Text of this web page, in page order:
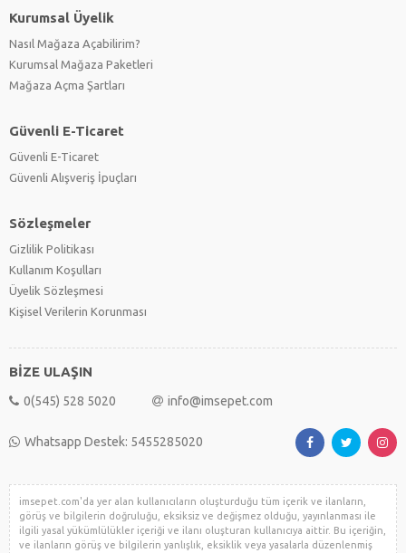
Kurumsal Üyelik
Nasıl Mağaza Açabilirim?
Kurumsal Mağaza Paketleri
Mağaza Açma Şartları
Güvenli E-Ticaret
Güvenli E-Ticaret
Güvenli Alışveriş İpuçları
Sözleşmeler
Gizlilik Politikası
Kullanım Koşulları
Üyelik Sözleşmesi
Kişisel Verilerin Korunması
BİZE ULAŞIN
0(545) 528 5020 info@imsepet.com
Whatsapp Destek: 5455285020
imsepet.com'da yer alan kullanıcıların oluşturduğu tüm içerik ve ilanların,
görüş ve bilgilerin doğruluğu, eksiksiz ve değişmez olduğu, yayınlanması ile
ilgili yasal yükümlülükler içeriği ve ilanı oluşturan kullanıcıya aittir. Bu içeriğin,
ve ilanların görüş ve bilgilerin yanlışlık, eksiklik veya yasalarla düzenlenmiş